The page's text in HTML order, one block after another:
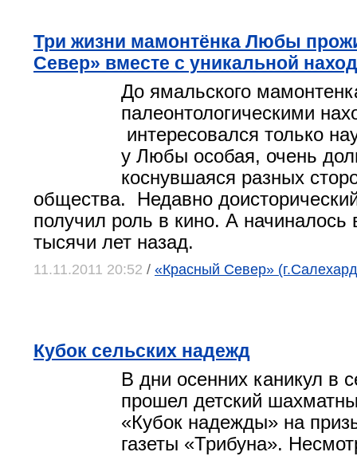
Три жизни мамонтёнка Любы
Север» вместе с уникальной
До ямальского
палеонтологическими
интересовался только
у Любы особая, очень
коснувшаяся разных
общества. Недавно
получил роль в кино. А начиналось
тысячи лет назад.
11.11.2011 20:52 / «Красный Север»
Кубок сельских надежд
В дни осенних каникул в
прошел детский
«Кубок надежды» на
газеты «Трибуна».